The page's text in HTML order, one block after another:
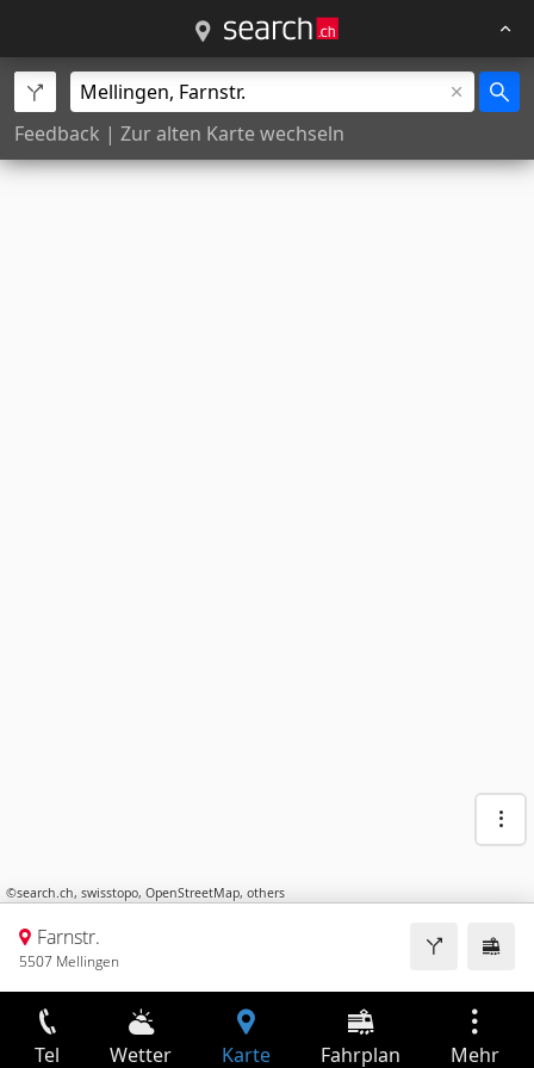
Feedback | Zur alten Karte wechseln
©search.ch, swisstopo, OpenStreetMap, others
Farnstr.
5507 Mellingen
Tel Wetter Karte Fahrplan Mehr